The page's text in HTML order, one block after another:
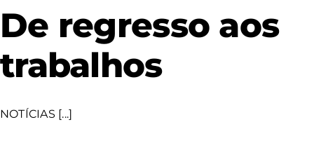
De regresso aos
trabalhos
NOTÍCIAS [...]